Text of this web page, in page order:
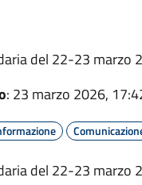
del 22-23 marzo
: 23 marzo 2026,
del 22-23 marzo